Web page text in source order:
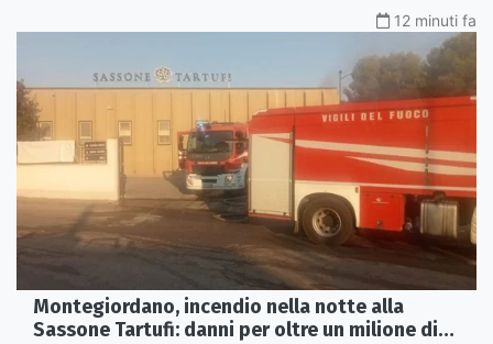
12 minuti fa
Montegiordano, incendio nella notte alla
Sassone Tartufi: danni per oltre un milione di